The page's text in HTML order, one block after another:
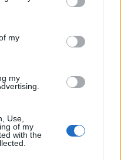
my
my
Use,
of my
with the
kifejezések laza
zsenialitása